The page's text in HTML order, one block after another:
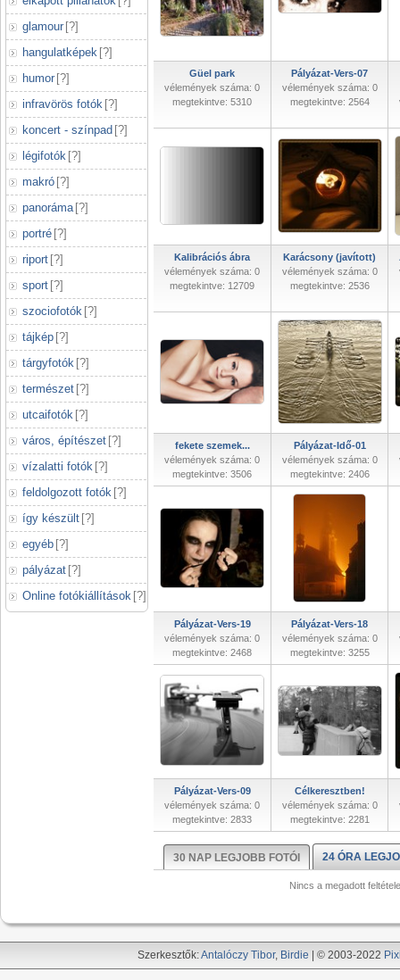
glamour [?]
hangulatképek [?]
humor [?]
infravörös fotók [?]
koncert - színpad [?]
légifotók [?]
makró [?]
panoráma [?]
portré [?]
riport [?]
sport [?]
szociofotók [?]
tájkép [?]
tárgyfotók [?]
természet [?]
utcaifotók [?]
város, építészet [?]
vízalatti fotók [?]
feldolgozott fotók [?]
így készült [?]
egyéb [?]
pályázat [?]
Online fotókiállítások [?]
Güel park
vélemények száma: 0
megtekintve: 5310
Pályázat-Vers-07
vélemények száma: 0
megtekintve: 2564
Kalibrációs ábra
vélemények száma: 0
megtekintve: 12709
Karácsony (javított)
vélemények száma: 0
megtekintve: 2536
fekete szemek...
vélemények száma: 0
megtekintve: 3506
Pályázat-Idő-01
vélemények száma: 0
megtekintve: 2406
Pályázat-Vers-19
vélemények száma: 0
megtekintve: 2468
Pályázat-Vers-18
vélemények száma: 0
megtekintve: 3255
Pályázat-Vers-09
vélemények száma: 0
megtekintve: 2833
Célkeresztben!
vélemények száma: 0
megtekintve: 2281
30 NAP LEGJOBB FOTÓI 24 ÓRA
Nincs a megadott
Szerkesztők:Antalóczy Tibor, Birdie | © 2003-2022